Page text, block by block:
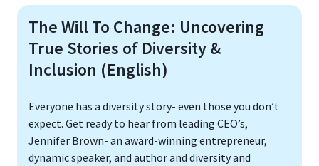
The Will To Change: Uncovering
True Stories of Diversity &
Inclusion (English)
Everyone has a diversity story- even those you don’t
expect. Get ready to hear from leading CEO’s,
Jennifer Brown- an award-winning entrepreneur,
dynamic speaker, and author and diversity and